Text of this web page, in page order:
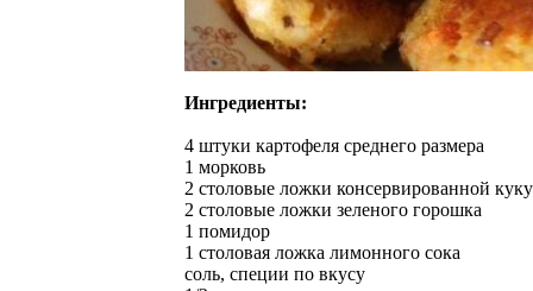
Ингредиенты:
4 штуки картофеля среднего размера
1 морковь
2 столовые ложки консервированной
2 столовые ложки зеленого горошка
1 помидор
1 столовая ложка лимонного сока
соль, специи по вкусу